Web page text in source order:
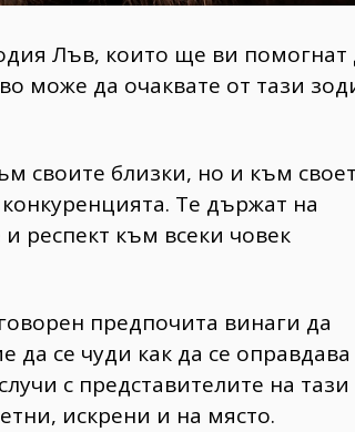
Лъв, които ще ви помогнат
може да очаквате от тази
своите близки, но и към
Те държат на
респект към всеки човек
предпочита винаги да
да се чуди как да се оправдава
с представителите на тази
искрени и на място.